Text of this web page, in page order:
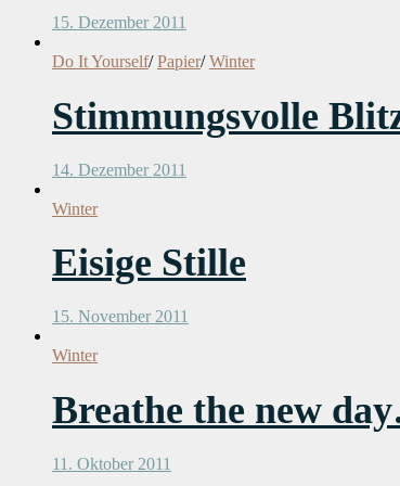
15. Dezember 2011
Do It Yourself/ Papier/ Winter
Stimmungsvolle
14. Dezember 2011
Winter
Eisige Stille
15. November 2011
Winter
Breathe the new
11. Oktober 2011